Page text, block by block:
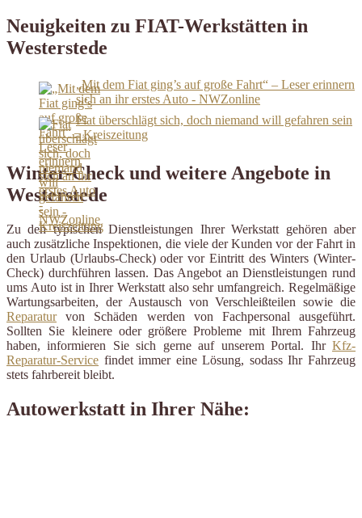
Neuigkeiten zu FIAT-Werkstätten in
Westerstede
„Mit dem Fiat ging’s auf große Fahrt“ – Leser erinnern
sich an ihr erstes Auto - NWZonline
Fiat überschlägt sich, doch niemand will gefahren sein
- Kreiszeitung
Winter-Check und weitere Angebote in
Westerstede
Zu den typischen Dienstleistungen Ihrer Werkstatt gehören aber
auch zusätzliche Inspektionen, die viele der Kunden vor der Fahrt in
den Urlaub (Urlaubs-Check) oder vor Eintritt des Winters (Winter-
Check) durchführen lassen. Das Angebot an Dienstleistungen rund
ums Auto ist in Ihrer Werkstatt also sehr umfangreich. Regelmäßige
Wartungsarbeiten, der Austausch von Verschleißteilen sowie die
Reparaturvon Schäden werden von Fachpersonal ausgeführt.
Sollten Sie kleinere oder größere Probleme mit Ihrem Fahrzeug
haben, informieren Sie sich gerne auf unserem Portal. Ihr Kfz-
Reparatur-Service findet immer eine Lösung, sodass Ihr Fahrzeug
stets fahrbereit bleibt.
Autowerkstatt in Ihrer Nähe: